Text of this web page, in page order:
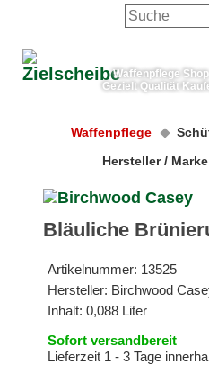
Waffenpflege Shop
Gezielt Qualität
Waffenpflege
Hersteller / Marke
Bläuliche
Artikelnummer: 13525
Hersteller: Birchwood
Inhalt: 0,088 Liter
Sofort versandbereit
Lieferzeit 1 - 3 Tage